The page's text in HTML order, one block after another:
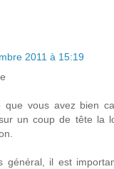
2011 à 15:19
que vous avez bien
un coup de tête la
général, il est